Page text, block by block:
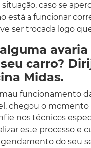
situação, caso se
está a funcionar
ser trocada logo
avaria
carro?
Midas.
funcionamento
chegou o momento
nos técnicos
este processo e
do seu